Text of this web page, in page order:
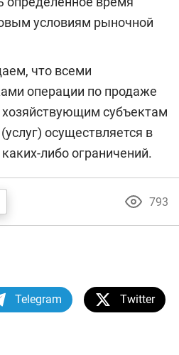
условиям рыночной
что всеми
операции по продаже
субъектам
осуществляется в
либо ограничений.
793
Telegram Twitter